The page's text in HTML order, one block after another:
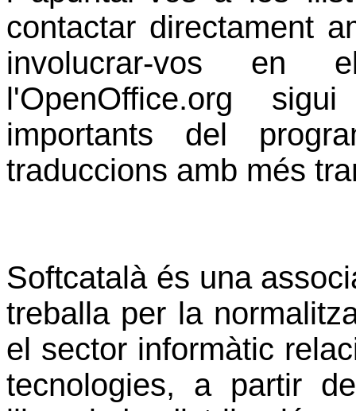
contactar directament
involucrar-vos en
l'OpenOffice.org
importants del
traduccions amb més
Softcatalà és una
treballa per la
el sector informàtic
tecnologies, a partir